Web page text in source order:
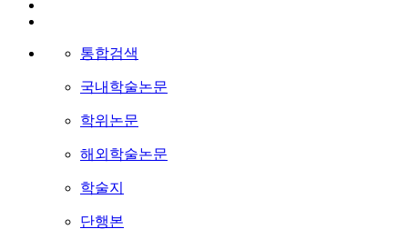
통합검색
국내학술논문
학위논문
해외학술논문
학술지
단행본